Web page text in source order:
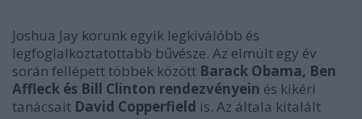
Joshua Jay korunk egyik legkiválóbb és
legfoglalkoztatottabb bűvésze. Az elmúlt egy év
során fellépett többek között Barack Obama, Ben
Affleck és Bill Clinton rendezvényein és kikéri
tanácsait David Copperfield is. Az általa kitalált